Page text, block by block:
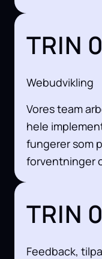
TRIN
Webudvikling
Vores team
hele
fungerer som
forventninger
TRIN
Feedback,